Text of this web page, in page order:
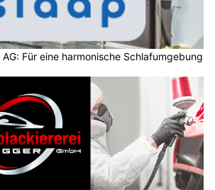
Für eine harmonische Schlafumgebung